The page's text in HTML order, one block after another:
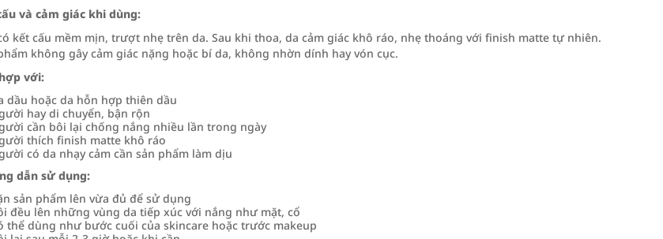
và cảm giác khi dùng:
kết cấu mềm mịn, trượt nhẹ trên da. Sau khi thoa, da cảm giác khô ráo, nhẹ thoáng với finish matte tự nhiên.
không gây cảm giác nặng hoặc bí da, không nhờn dính hay vón cục.
với:
dầu hoặc da hỗn hợp thiên dầu
hay di chuyển, bận rộn
cần bôi lại chống nắng nhiều lần trong ngày
thích finish matte khô ráo
có da nhạy cảm cần sản phẩm làm dịu
dẫn sử dụng:
sản phẩm lên vừa đủ để sử dụng
đều lên những vùng da tiếp xúc với nắng như mặt, cổ
thể dùng như bước cuối của skincare hoặc trước makeup